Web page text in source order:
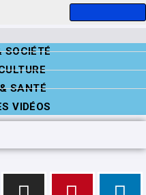
SOCIÉTÉ
SANTÉ
VIDÉOS